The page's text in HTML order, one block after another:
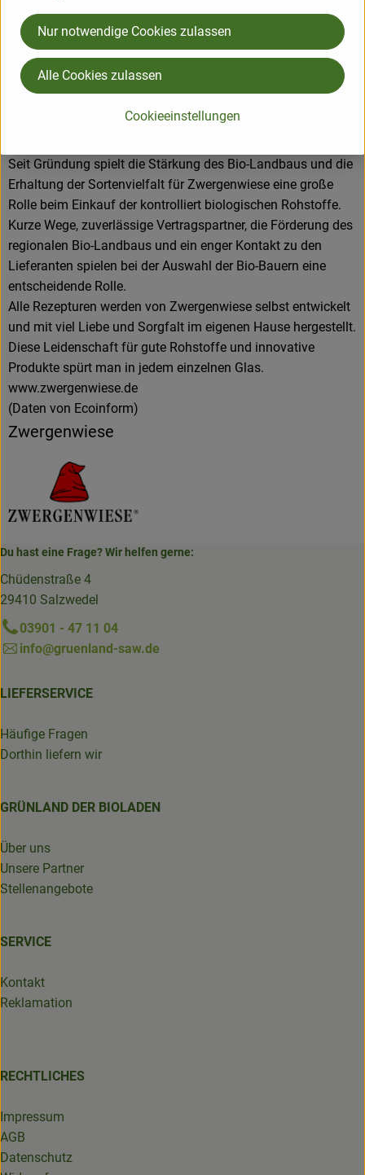
D 24887 Silberstedt
Die Zwergenwiese Naturkost GmbH steht seit über 40 Jahren
für liebevoll und sorgfältig hergestellte Bio-Lebensmittel.
Aus eigener Entwicklung und in eigener Produktion
Tomatensaucen und Fertiggerichte für den Biohandel.
Seit Gründung spielt die Stärkung des Bio-Landbaus und die
Erhaltung der Sortenvielfalt für Zwergenwiese eine große
Rolle beim Einkauf der kontrolliert biologischen Rohstoffe.
Kurze Wege, zuverlässige Vertragspartner, die Förderung des
regionalen Bio-Landbaus und ein enger Kontakt zu den
Lieferanten spielen bei der Auswahl der Bio-Bauern eine
entscheidende Rolle.
Alle Rezepturen werden von Zwergenwiese selbst entwickelt
und mit viel Liebe und Sorgfalt im eigenen Hause hergestellt.
Diese Leidenschaft für gute Rohstoffe und innovative
Produkte spürt man in jedem einzelnen Glas.
www.zwergenwiese.de
(Daten von Ecoinform)
Zwergenwiese
Du hast eine Frage? Wir helfen gerne:
Chüdenstraße 4
29410 Salzwedel
03901 - 47 11 04
info@gruenland-saw.de
LIEFERSERVICE
Häufige Fragen
Dorthin liefern wir
GRÜNLAND DER BIOLADEN
Über uns
Unsere Partner
Stellenangebote
SERVICE
Kontakt
Reklamation
RECHTLICHES
Impressum
AGB
Datenschutz
Cookieeinstellungen
Nur notwendige Cookies zulassen
Alle Cookies zulassen